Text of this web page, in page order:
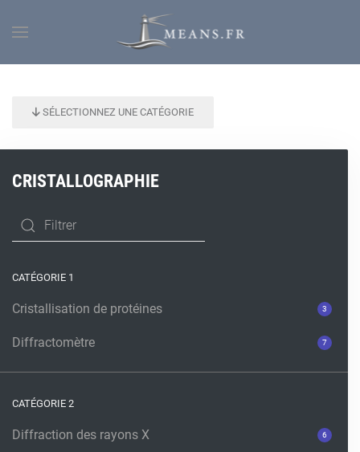
SÉLECTIONNEZ UNE CATÉGORIE
CRISTALLOGRAPHIE
CATÉGORIE 1
Cristallisation de protéines 3
Diffractomètre 7
CATÉGORIE 2
Diffraction des rayons X 6